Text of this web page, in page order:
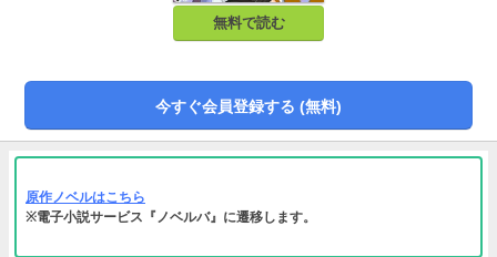
無料で読む
今すぐ会員登録する (無料)
原作ノベルはこちら
※電子小説サービス『ノベルバ』に遷移します。